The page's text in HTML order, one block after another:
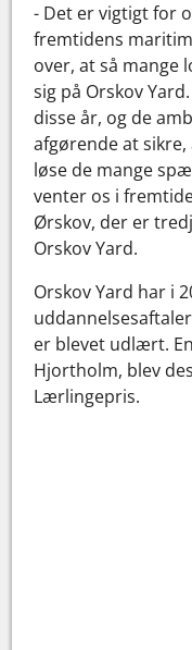
- Det er vigtigt for
fremtidens
over, at så mange
sig på Orskov
disse år, og de
afgørende at
løse de mange
venter os i
Ørskov, der er
Orskov Yard.
Orskov Yard har i
er blevet udlært.
Hjortholm, blev
Lærlingepris.